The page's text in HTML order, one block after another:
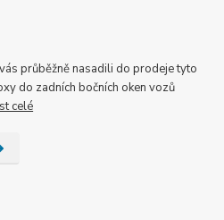
průběžně nasadili do prodeje tyto
do zadních bočních oken vozů
celé